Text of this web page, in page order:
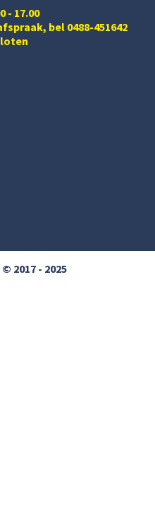
- 17.00
bel 0488-451642
2017 - 2025